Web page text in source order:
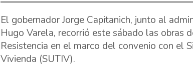
El gobernador Jorge Capitanich, junto al
Hugo Varela, recorrió este sábado las obras
Resistencia en el marco del convenio con el
Vivienda (SUTIV).